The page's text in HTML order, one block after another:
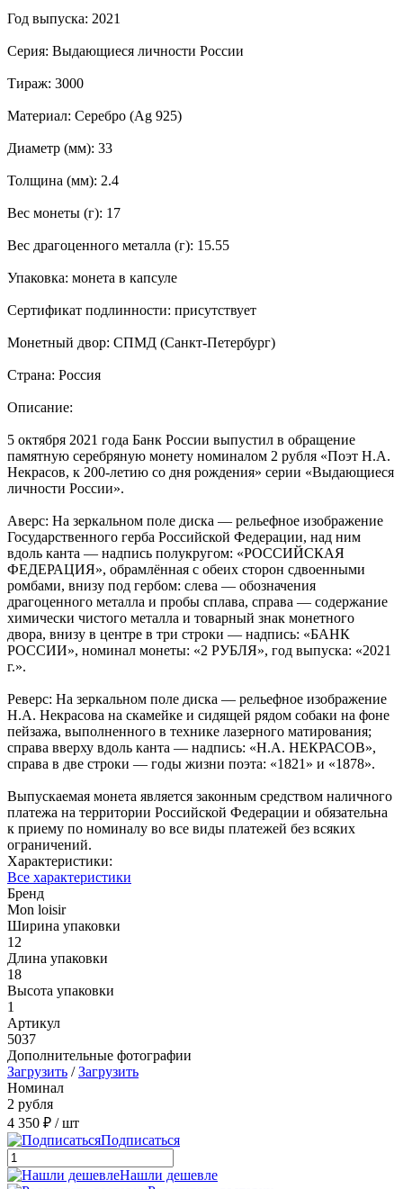
Год выпуска: 2021
Серия: Выдающиеся личности России
Тираж: 3000
Материал: Серебро (Ag 925)
Диаметр (мм): 33
Толщина (мм): 2.4
Вес монеты (г): 17
Вес драгоценного металла (г): 15.55
Упаковка: монета в капсуле
Сертификат подлинности: присутствует
Монетный двор: СПМД (Санкт-Петербург)
Страна: Россия
Описание:
5 октября 2021 года Банк России выпустил в обращение
памятную серебряную монету номиналом 2 рубля «Поэт Н.А.
Некрасов, к 200-летию со дня рождения» серии «Выдающиеся
личности России».
Аверс: На зеркальном поле диска — рельефное изображение
Государственного герба Российской Федерации, над ним
вдоль канта — надпись полукругом: «РОССИЙСКАЯ
ФЕДЕРАЦИЯ», обрамлённая с обеих сторон сдвоенными
ромбами, внизу под гербом: слева — обозначения
драгоценного металла и пробы сплава, справа — содержание
химически чистого металла и товарный знак монетного
двора, внизу в центре в три строки — надпись: «БАНК
РОССИИ», номинал монеты: «2 РУБЛЯ», год выпуска: «2021
г.».
Реверс: На зеркальном поле диска — рельефное изображение
Н.А. Некрасова на скамейке и сидящей рядом собаки на фоне
пейзажа, выполненного в технике лазерного матирования;
справа вверху вдоль канта — надпись: «Н.А. НЕКРАСОВ»,
справа в две строки — годы жизни поэта: «1821» и «1878».
Выпускаемая монета является законным средством наличного
платежа на территории Российской Федерации и обязательна
к приему по номиналу во все виды платежей без всяких
ограничений.
Характеристики:
Все характеристики
Бренд
Mon loisir
Ширина упаковки
12
Длина упаковки
18
Высота упаковки
1
Артикул
5037
Дополнительные фотографии
Загрузить /Загрузить
Номинал
2 рубля
4 350 ₽ / шт
Подписаться
Нашли дешевле